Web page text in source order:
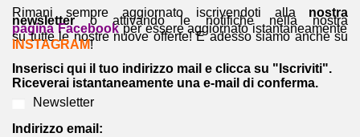
Rimani sempre aggiornato iscrivendoti alla nostra
newslettero attivando le notifiche nella nostra
pagina Facebookper essere aggiornato istantaneamente
su tutte le nostre nuove offerte! E adesso siamo anche su
INSTAGRAM!
Inserisci qui il tuo indirizzo mail e clicca su "Iscriviti".
Riceverai istantaneamente una e-mail di conferma.
Newsletter
Indirizzo email: